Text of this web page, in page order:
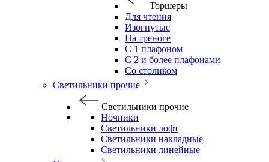
Торшеры
Для чтения
Изогнутые
На треноге
С 1 плафоном
С 2 и более плафонами
Со столиком
Светильники прочие
Светильники прочие
Ночники
Светильники лофт
Светильники накладные
Светильники линейные